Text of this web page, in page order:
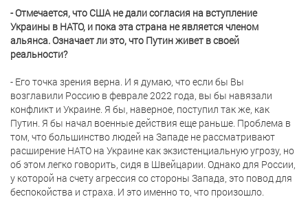
- Отмечается, что США не дали согласия на вступление
Украины в НАТО, и пока эта страна не является членом
альянса. Означает ли это, что Путин живет в своей
реальности?
- Его точка зрения верна. И я думаю, что если бы Вы
возглавили Россию в феврале 2022 года, вы бы навязали
конфликт и Украине. Я бы, наверное, поступил так же, как
Путин. Я бы начал военные действия еще раньше. Проблема в
том, что большинство людей на Западе не рассматривают
расширение НАТО на Украине как экзистенциальную угрозу, но
об этом легко говорить, сидя в Швейцарии. Однако для России,
у которой на счету агрессия со стороны Запада, это повод для
беспокойства и страха. И это именно то, что произошло.